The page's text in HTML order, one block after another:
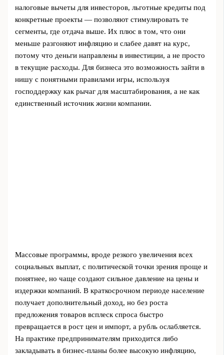
налоговые вычеты для инвесторов, льготные кредиты под
конкретные проекты — позволяют стимулировать те
сегменты, где отдача выше. Их плюс в том, что они
меньше разгоняют инфляцию и слабее давят на курс,
потому что деньги направлены в инвестиции, а не просто
в текущие расходы. Для бизнеса это возможность зайти в
нишу с понятными правилами игры, используя
господдержку как рычаг для масштабирования, а не как
единственный источник жизни компании.
Массовые программы, вроде резкого увеличения всех
социальных выплат, с политической точки зрения проще и
понятнее, но чаще создают сильное давление на цены и
издержки компаний. В краткосрочном периоде население
получает дополнительный доход, но без роста
предложения товаров всплеск спроса быстро
превращается в рост цен и импорт, а рубль ослабляется.
На практике предпринимателям приходится либо
закладывать в бизнес-планы более высокую инфляцию,